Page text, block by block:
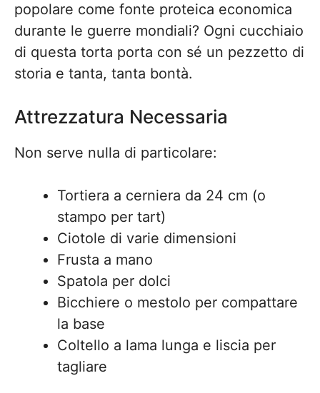
popolare come fonte proteica economica
durante le guerre mondiali? Ogni cucchiaio
di questa torta porta con sé un pezzetto di
storia e tanta, tanta bontà.
Attrezzatura Necessaria
Non serve nulla di particolare:
Tortiera a cerniera da 24 cm (o
stampo per tart)
Ciotole di varie dimensioni
Frusta a mano
Spatola per dolci
Bicchiere o mestolo per compattare
la base
Coltello a lama lunga e liscia per
tagliare